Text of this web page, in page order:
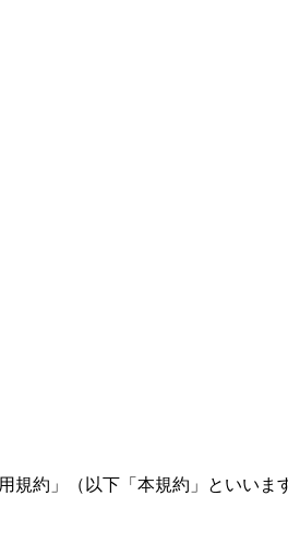
約」（以下「本規約」といい